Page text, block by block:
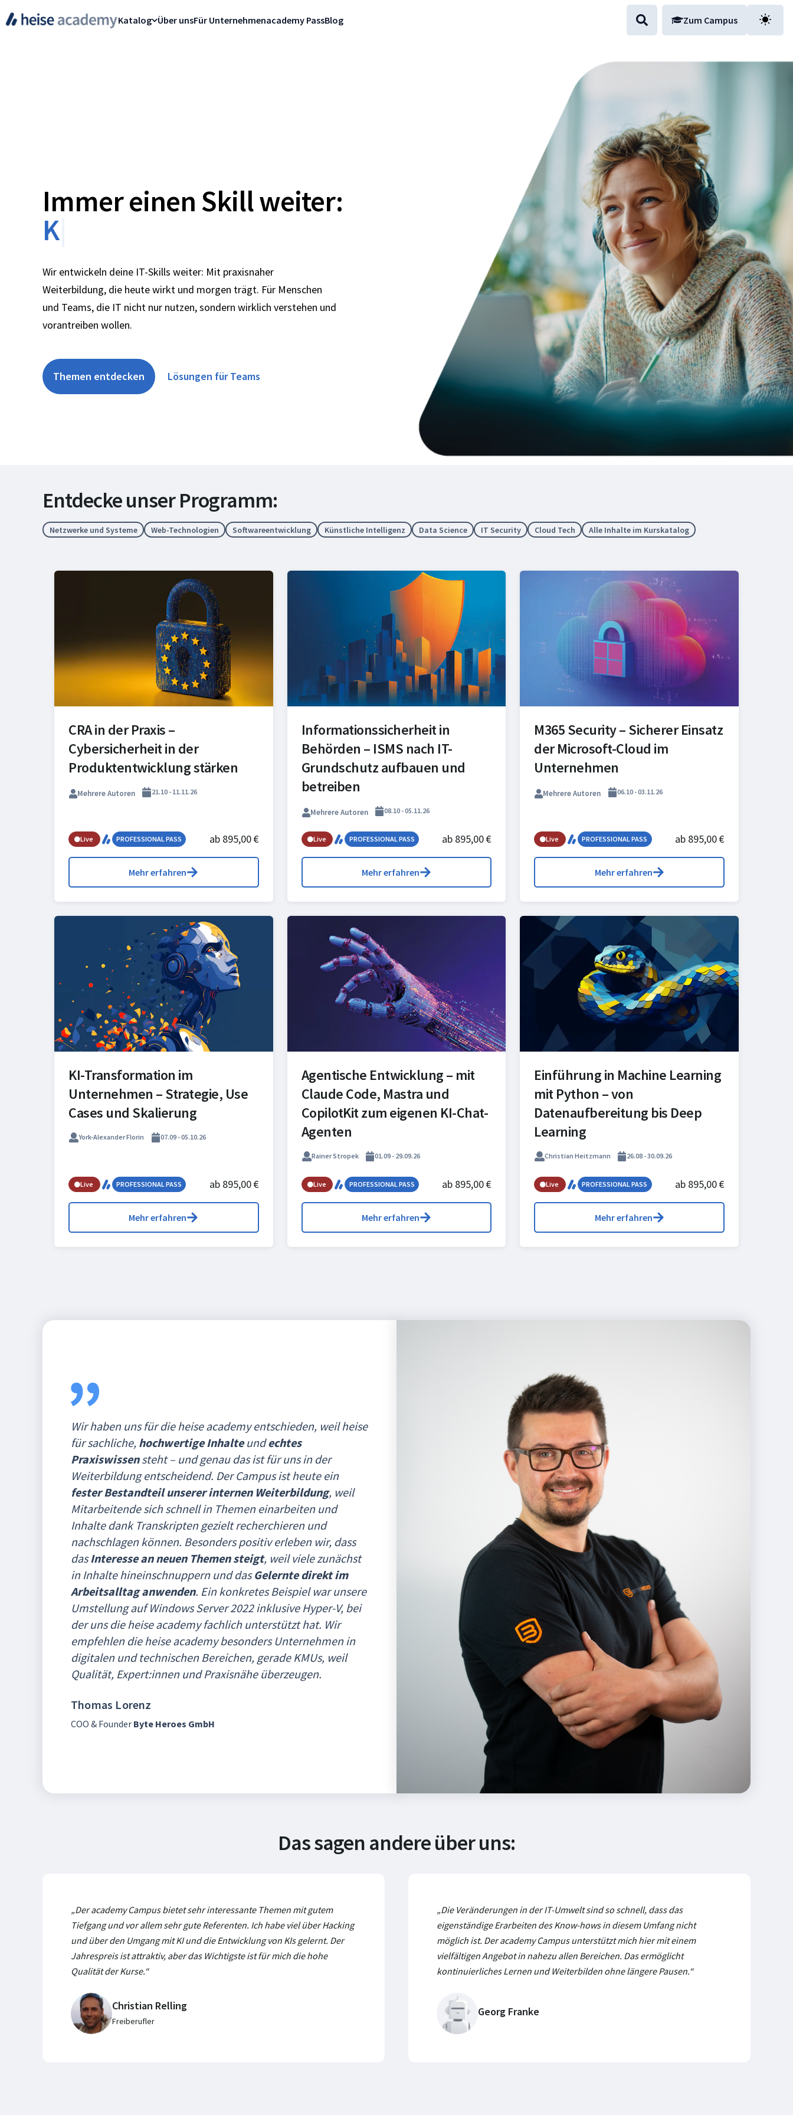
Katalog Über unsFür Unternehmenacademy PassBlog Zum Campus
Immer einen Skill weiter:
KÜ
Wir entwickeln deine IT-Skills weiter: Mit praxisnaher
Weiterbildung, die heute wirkt und morgen trägt. Für Menschen
und Teams, die IT nicht nur nutzen, sondern wirklich verstehen und
vorantreiben wollen.
Themen entdecken Lösungen für Teams
Entdecke unser Programm:
Netzwerke und Systeme Web-Technologien Softwareentwicklung Künstliche Intelligenz Data Science IT Security Cloud Tech Alle Inhalte im Kurskatalog
CRA in der Praxis –
Cybersicherheit in der
Produktentwicklung stärken
Mehrere Autoren 21.10 - 11.11.26
Live PROFESSIONAL PASS ab 895,00 €
Mehr erfahren
Informationssicherheit in
Behörden – ISMS nach IT-
Grundschutz aufbauen und
betreiben
Mehrere Autoren 08.10 - 05.11.26
Live PROFESSIONAL PASS ab 895,00 €
Mehr erfahren
M365 Security – Sicherer Einsatz
der Microsoft-Cloud im
Unternehmen
Mehrere Autoren 06.10 - 03.11.26
Live PROFESSIONAL PASS ab 895,00 €
Mehr erfahren
KI-Transformation im
Unternehmen – Strategie, Use
Cases und Skalierung
York-Alexander Florin 07.09 - 05.10.26
Live PROFESSIONAL PASS ab 895,00 €
Mehr erfahren
Agentische Entwicklung – mit
Claude Code, Mastra und
CopilotKit zum eigenen KI-Chat-
Agenten
Rainer Stropek 01.09 - 29.09.26
Live PROFESSIONAL PASS ab 895,00 €
Mehr erfahren
in 3 Wochen
Einführung in Machine Learning
mit Python – von
Datenaufbereitung bis Deep
Learning
Christian Heitzmann 26.08 - 30.09.26
Live PROFESSIONAL PASS ab 895,00 €
Mehr erfahren
Wir haben uns für die heise academy entschieden, weil heise
für sachliche, hochwertige Inhalteundechtes
Praxiswissensteht – und genau das ist für uns in der
Weiterbildung entscheidend. Der Campus ist heute ein
fester Bestandteil unserer internen Weiterbildung, weil
Mitarbeitende sich schnell in Themen einarbeiten und
Inhalte dank Transkripten gezielt recherchieren und
nachschlagen können. Besonders positiv erleben wir, dass
dasInteresse an neuen Themen steigt, weil viele zunächst
in Inhalte hineinschnuppern und dasGelernte direkt im
Arbeitsalltag anwenden. Ein konkretes Beispiel war unsere
Umstellung auf Windows Server 2022 inklusive Hyper-V, bei
der uns die heise academy fachlich unterstützt hat. Wir
empfehlen die heise academy besonders Unternehmen in
digitalen und technischen Bereichen, gerade KMUs, weil
Qualität, Expert:innen und Praxisnähe überzeugen.
Thomas Lorenz
COO & Founder Byte Heroes GmbH
Das sagen andere über uns:
„Der academy Campus bietet sehr interessante Themen mit gutem
Tiefgang und vor allem sehr gute Referenten. Ich habe viel über Hacking
und über den Umgang mit KI und die Entwicklung von KIs gelernt. Der
Jahrespreis ist attraktiv, aber das Wichtigste ist für mich die hohe
Qualität der Kurse.“
Christian Relling
Freiberufler
„Die Veränderungen in der IT-Umwelt sind so schnell, dass das
eigenständige Erarbeiten des Know-hows in diesem Umfang nicht
möglich ist. Der academy Campus unterstützt mich hier mit einem
vielfältigen Angebot in nahezu allen Bereichen. Das ermöglicht
kontinuierliches Lernen und Weiterbilden ohne längere Pausen.“
Georg Franke